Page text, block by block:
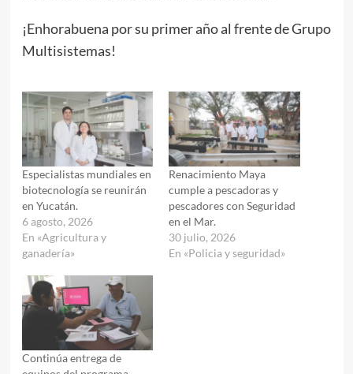
¡Enhorabuena por su primer año al frente de Grupo
Multisistemas!
Especialistas mundiales en
biotecnología se reunirán
en Yucatán.
6 agosto, 2026
En «Agricultura y
ganadería»
Renacimiento Maya
cumple a pescadoras y
pescadores con Seguridad
en el Mar.
30 julio, 2026
En «Policia y seguridad»
Continúa entrega de